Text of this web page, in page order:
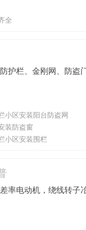
全
护栏、金刚网、防盗
小区安装阳台防盗网
装防盗窗
小区安装围栏
率电动机，绕线转子